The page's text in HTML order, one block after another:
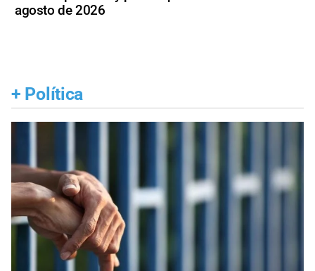
agosto de 2026
+ Política